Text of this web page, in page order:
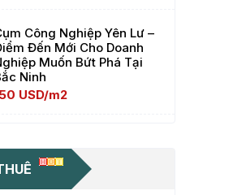
Công Nghiệp Yên Lư –
Đến Mới Cho Doanh
Muốn Bứt Phá Tại
Ninh
USD/m2